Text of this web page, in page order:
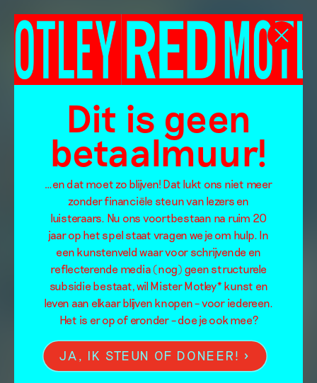
Dit is geen
betaalmuur!
…en dat moet zo blijven! Dat lukt ons niet meer
zonder financiële steun van lezers en
luisteraars. Nu ons voortbestaan na ruim 20
jaar op het spel staat vragen we je om hulp. In
een kunstenveld waar voor schrijvende en
reflecterende media (nog) geen structurele
subsidie bestaat, wil Mister Motley* kunst en
leven aan elkaar blijven knopen – voor iedereen.
Het is er op of eronder – doe je ook mee?
JA, IK STEUN OF DONEER!